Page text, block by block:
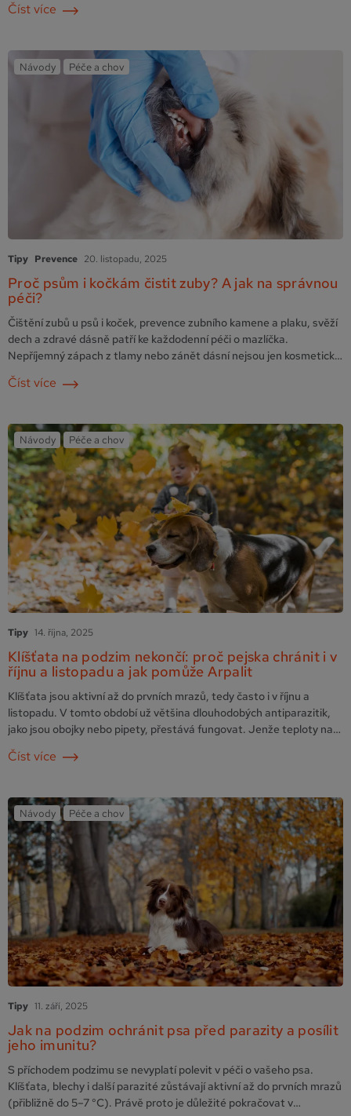
Číst více
Návody Péče a chov
Tipy Prevence 20. listopadu, 2025
Proč psům i kočkám čistit zuby? A jak na správnou
péči?
Čištění zubů u psů i koček, prevence zubního kamene a plaku, svěží
dech a zdravé dásně patří ke každodenní péči o mazlíčka.
Nepříjemný zápach z tlamy nebo zánět dásní nejsou jen kosmetický
problém, mohou ovlivnit i celkové zdraví zvířete. Pravidelná ústní
hygiena je proto důležitá stejně jako kvalitní krmivo nebo pohyb.
Číst více
Návody Péče a chov
Tipy 14. října, 2025
Klíšťata na podzim nekončí: proč pejska chránit i v
říjnu a listopadu a jak pomůže Arpalit
Klíšťata jsou aktivní až do prvních mrazů, tedy často i v říjnu a
listopadu. V tomto období už většina dlouhodobých antiparazitik,
jako jsou obojky nebo pipety, přestává fungovat. Jenže teploty nad
5 °C klíšťatům stále umožňují přežít a přenášet nebezpečné
nemoci.Řešení? Krátkodobá, ale účinná ochrana od Arpalitu.
Číst více
Návody Péče a chov
Tipy 11. září, 2025
Jak na podzim ochránit psa před parazity a posílit
jeho imunitu?
S příchodem podzimu se nevyplatí polevit v péči o vašeho psa.
Klíšťata, blechy i další parazité zůstávají aktivní až do prvních mrazů
(přibližně do 5–7 °C). Právě proto je důležité pokračovat v